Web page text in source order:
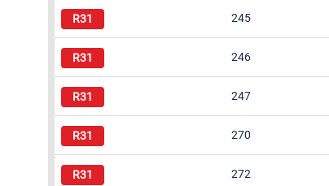
245
246
247
270
272